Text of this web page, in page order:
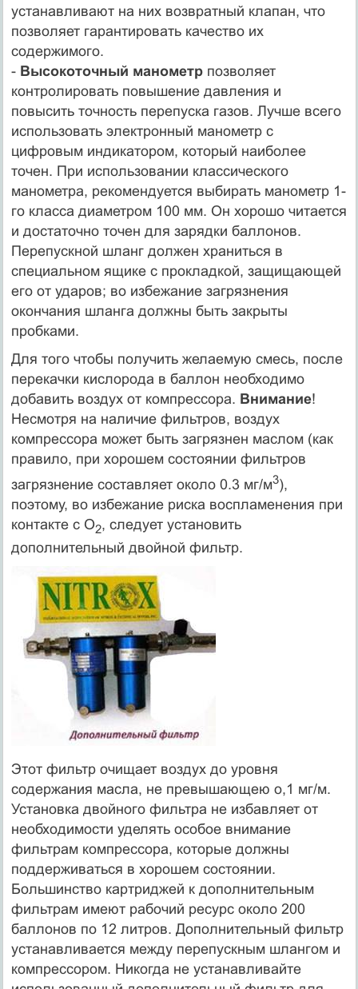
устанавливают на них возвратный клапан, что
позволяет гарантировать качество их
содержимого.
- Высокоточный манометрпозволяет
контролировать повышение давления и
повысить точность перепуска газов. Лучше всего
использовать электронный манометр с
цифровым индикатором, который наиболее
точен. При использовании классического
манометра, рекомендуется выбирать манометр 1-
го класса диаметром 100 мм. Он хорошо читается
и достаточно точен для зарядки баллонов.
Перепускной шланг должен храниться в
специальном ящике с прокладкой, защищающей
его от ударов; во избежание загрязнения
окончания шланга должны быть закрыты
пробками.
Для того чтобы получить желаемую смесь, после
перекачки кислорода в баллон необходимо
добавить воздух от компрессора. Внимание!
Несмотря на наличие фильтров, воздух
компрессора может быть загрязнен маслом (как
правило, при хорошем состоянии фильтров
загрязнение составляет около 0.3 мг/м3),
поэтому, во избежание риска воспламенения при
контакте с O2, следует установить
дополнительный двойной фильтр.
Этот фильтр очищает воздух до уровня
содержания масла, не превышающею о,1 мг/м.
Установка двойного фильтра не избавляет от
необходимости уделять особое внимание
фильтрам компрессора, которые должны
поддерживаться в хорошем состоянии.
Большинство картриджей к дополнительным
фильтрам имеют рабочий ресурс около 200
баллонов по 12 литров. Дополнительный фильтр
устанавливается между перепускным шлангом и
компрессором. Никогда не устанавливайте